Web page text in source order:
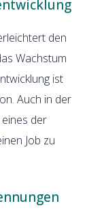
den
Wachstum
ist
Auch in der
der
Job zu